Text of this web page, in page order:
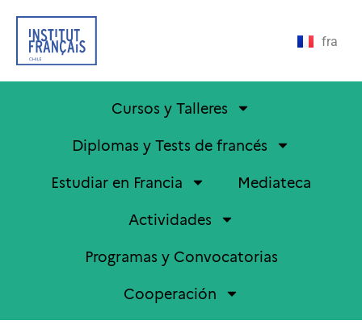
fra
Cursos y Talleres
Diplomas y Tests de francés
Estudiar en Francia
Mediateca
Actividades
Programas y Convocatorias
Cooperación